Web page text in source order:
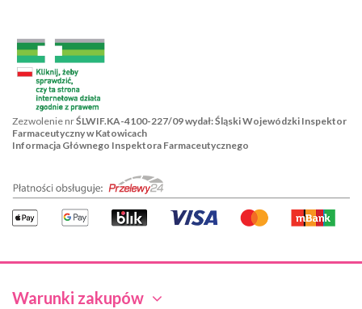
Warunki zakupów
Zezwolenie nrŚLWIF.KA-4100-227/09 wydał: Śląski Wojewódzki Inspektor
Farmaceutyczny w Katowicach
Informacja Głównego Inspektora Farmaceutycznego